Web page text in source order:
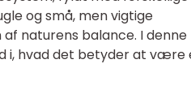
og små, men vigtige
naturens balance. I denne
i, hvad det betyder at være